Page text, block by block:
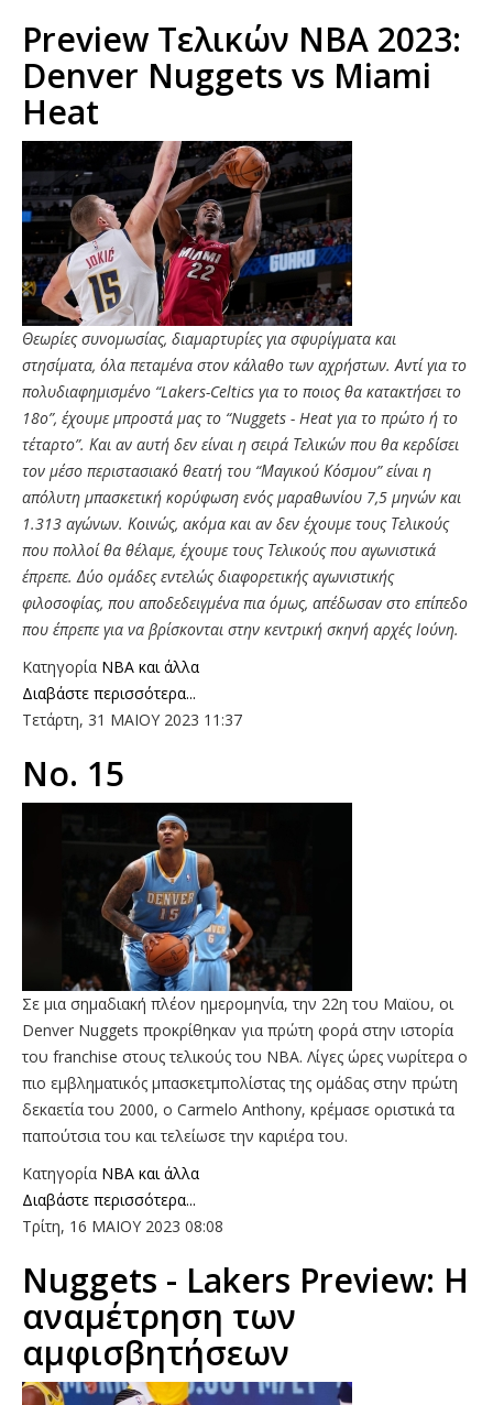
Preview Τελικών ΝΒΑ 2023:
Denver Nuggets vs Miami
Heat
Θεωρίες συνομωσίας, διαμαρτυρίες για σφυρίγματα και
στησίματα, όλα πεταμένα στον κάλαθο των αχρήστων. Αντί για το
πολυδιαφημισμένο “Lakers-Celtics για το ποιος θα κατακτήσει το
18ο”, έχουμε μπροστά μας το “Nuggets - Heat για το πρώτο ή το
τέταρτο”. Και αν αυτή δεν είναι η σειρά Τελικών που θα κερδίσει
τον μέσο περιστασιακό θεατή του “Μαγικού Κόσμου” είναι η
απόλυτη μπασκετική κορύφωση ενός μαραθωνίου 7,5 μηνών και
1.313 αγώνων. Κοινώς, ακόμα και αν δεν έχουμε τους Τελικούς
που πολλοί θα θέλαμε, έχουμε τους Τελικούς που αγωνιστικά
έπρεπε. Δύο ομάδες εντελώς διαφορετικής αγωνιστικής
φιλοσοφίας, που αποδεδειγμένα πια όμως, απέδωσαν στο επίπεδο
που έπρεπε για να βρίσκονται στην κεντρική σκηνή αρχές Ιούνη.
Κατηγορία NBA και άλλα
Διαβάστε περισσότερα...
Τετάρτη, 31 ΜΑΙΟΥ 2023 11:37
Νο. 15
Σε μια σημαδιακή πλέον ημερομηνία, την 22η του Μαϊου, οι
Denver Nuggets προκρίθηκαν για πρώτη φορά στην ιστορία
του franchise στους τελικούς του ΝΒΑ. Λίγες ώρες νωρίτερα ο
πιο εμβληματικός μπασκετμπολίστας της ομάδας στην πρώτη
δεκαετία του 2000, ο Carmelo Anthony, κρέμασε οριστικά τα
παπούτσια του και τελείωσε την καριέρα του.
Κατηγορία NBA και άλλα
Διαβάστε περισσότερα...
Τρίτη, 16 ΜΑΙΟΥ 2023 08:08
Nuggets - Lakers Preview: H
αναμέτρηση των
αμφισβητήσεων